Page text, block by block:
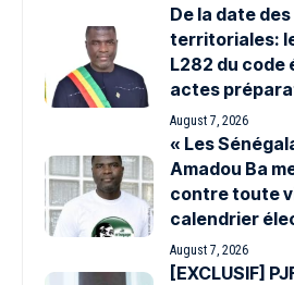
De la date
territoriales:
L282 du code
actes
August 7, 2026
« Les
Amadou Ba
contre toute
calendrier
August 7, 2026
[EXCLUSIF]